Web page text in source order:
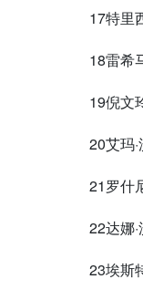
17特里
18雷希
19倪文
20艾玛
21罗什
22达娜
23埃斯